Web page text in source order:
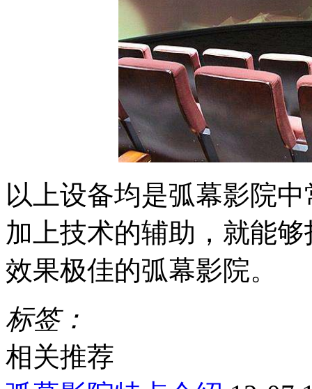
以上设备均是弧幕影院
加上技术的辅助，就能
效果极佳的弧幕影院。
标签：
相关推荐